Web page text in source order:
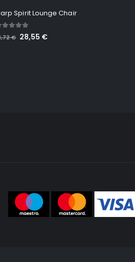
Spirit Lounge Chair
out of 5
€ 28,55 €